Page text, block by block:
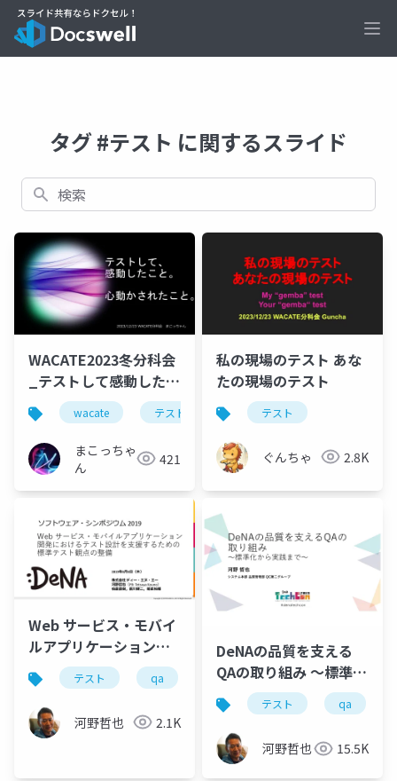
タグ #テスト に関するスライド
検索
WACATE2023冬分科会
_テストして感動したこ
と
wacate テスト 分科会
まこっちゃ
ん
421
私の現場のテスト あな
たの現場のテスト
テスト
ぐんちゃ 2.8K
Web サービス・モバイ
ルアプリケーション開
発における テスト設計
を支援するための標準
テスト観点の整備
テスト qa
河野哲也 2.1K
DeNAの品質を支える
QAの取り組み 〜標準化
から実践まで〜
テスト qa
河野哲也 15.5K